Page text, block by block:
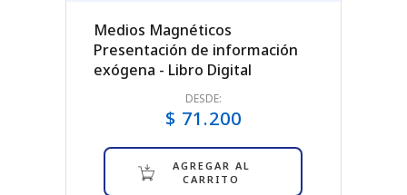
Medios Magnéticos
Presentación de información
exógena - Libro Digital
DESDE:
$ 71.200
AGREGAR AL
CARRITO